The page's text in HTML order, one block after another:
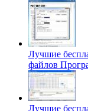
Лучшие
файлов
Лучшие